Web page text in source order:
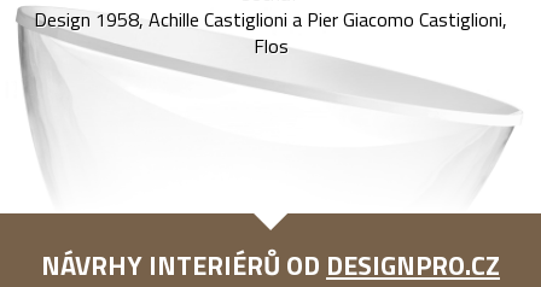
Design 1958, Achille Castiglioni a Pier Giacomo Castiglioni,
Flos
NÁVRHY INTERIÉRŮ OD DESIGNPRO.CZ